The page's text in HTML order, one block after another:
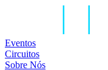
Eventos
Circuitos
Sobre Nós